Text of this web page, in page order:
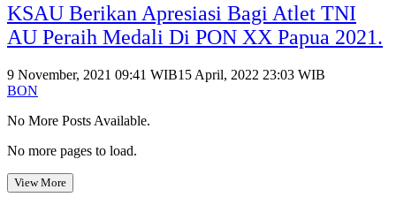
KSAU Berikan Apresiasi Bagi Atlet TNI
AU Peraih Medali Di PON XX Papua 2021.
9 November, 2021 09:41 WIB15 April, 2022 23:03 WIB
BON
No More Posts Available.
No more pages to load.
View More